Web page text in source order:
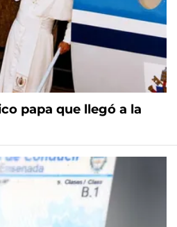
papa que llegó a la